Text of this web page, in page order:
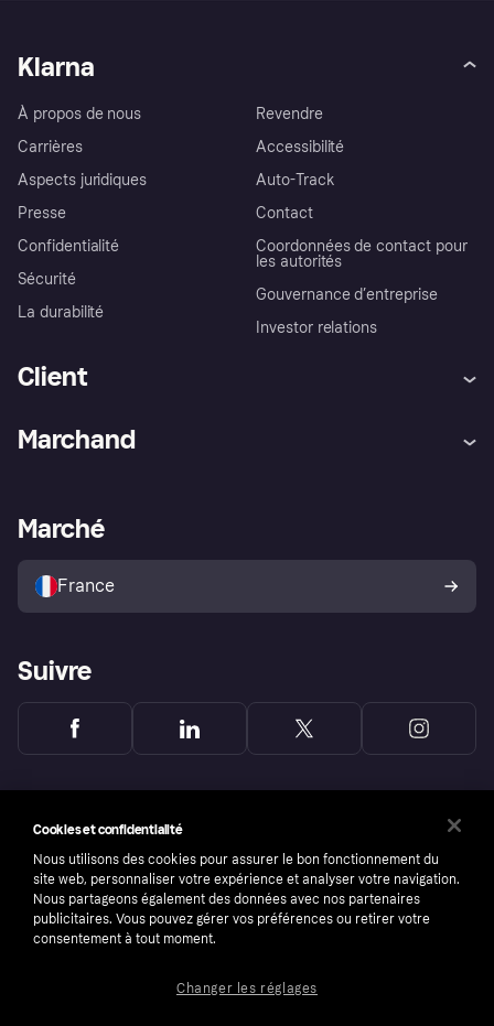
Klarna
À propos de nous
Carrières
Aspects juridiques
Presse
Confidentialité
Sécurité
La durabilité
Revendre
Accessibilité
Auto-Track
Contact
Coordonnées de contact pour
les autorités
Gouvernance d’entreprise
Investor relations
Client
Explorez les magasins
Politique de protection de
l’acheteur Klarna
Marchand
Portail Marchand
Marché
France
Suivre
Cookies et confidentialité
Nous utilisons des cookies pour assurer le bon fonctionnement du
site web, personnaliser votre expérience et analyser votre navigation.
Nous partageons également des données avec nos partenaires
publicitaires. Vous pouvez gérer vos préférences ou retirer votre
consentement à tout moment.
Changer les réglages